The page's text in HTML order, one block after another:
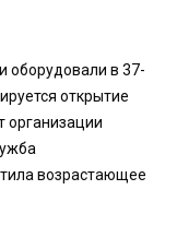
оборудовали в 37-
открытие
организации
возрастающее